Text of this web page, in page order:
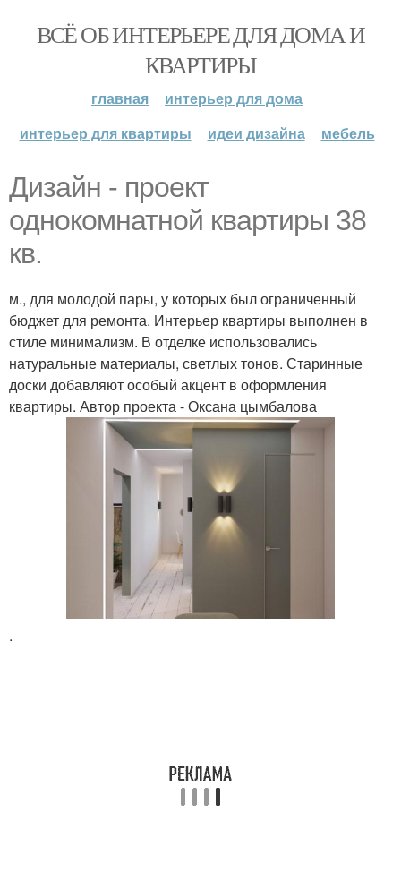
ВСЁ ОБ ИНТЕРЬЕРЕ ДЛЯ ДОМА И
КВАРТИРЫ
главная
интерьер для дома
интерьер для квартиры
идеи дизайна мебель
Дизайн - проект
однокомнатной квартиры 38
кв.
м., для молодой пары, у которых был ограниченный
бюджет для ремонта. Интерьер квартиры выполнен в
стиле минимализм. В отделке использовались
натуральные материалы, светлых тонов. Старинные
доски добавляют особый акцент в оформления
квартиры. Автор проекта - Оксана цымбалова
.